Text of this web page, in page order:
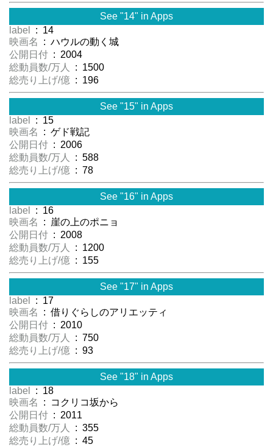
See "14" in Apps
label
: 14
映画名
: ハウルの動く城
公開日付 : 2004
総動員数/万人
: 1500
総売り上げ/億 : 196
See "15" in Apps
label
: 15
映画名
: ゲド戦記
公開日付 : 2006
総動員数/万人
: 588
総売り上げ/億 : 78
See "16" in Apps
label
: 16
映画名
: 崖の上のポニョ
公開日付 : 2008
総動員数/万人
: 1200
総売り上げ/億 : 155
See "17" in Apps
label
: 17
映画名
: 借りぐらしのアリエッティ
公開日付 : 2010
総動員数/万人
: 750
総売り上げ/億 : 93
See "18" in Apps
label
: 18
映画名
: コクリコ坂から
公開日付 : 2011
総動員数/万人
: 355
総売り上げ/億 : 45